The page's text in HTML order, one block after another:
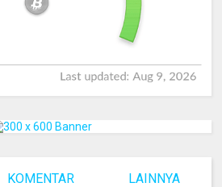
KOMENTAR LAINNYA